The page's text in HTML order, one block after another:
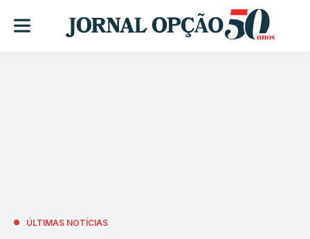
ÚLTIMAS NOTÍCIAS